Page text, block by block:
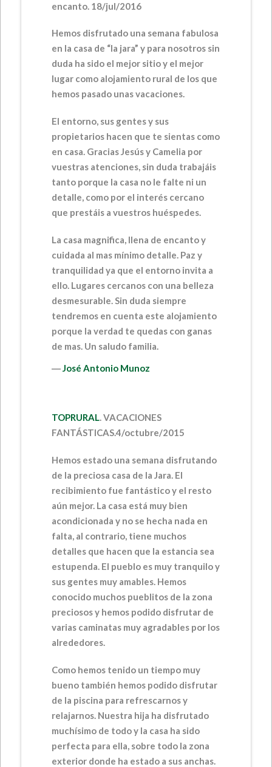
encanto. 18/jul/2016
Hemos disfrutado una semana fabulosa
en la casa de “la jara” y para nosotros sin
duda ha sido el mejor sitio y el mejor
lugar como alojamiento rural de los que
hemos pasado unas vacaciones.
El entorno, sus gentes y sus
propietarios hacen que te sientas como
en casa. Gracias Jesús y Camelia por
vuestras atenciones, sin duda trabajáis
tanto porque la casa no le falte ni un
detalle, como por el interés cercano
que prestáis a vuestros huéspedes.
La casa magnifica, llena de encanto y
cuidada al mas mínimo detalle. Paz y
tranquilidad ya que el entorno invita a
ello. Lugares cercanos con una belleza
desmesurable. Sin duda siempre
tendremos en cuenta este alojamiento
porque la verdad te quedas con ganas
de mas. Un saludo familia.
―José Antonio Munoz
TOPRURAL.VACACIONES
FANTÁSTICAS.4/octubre/2015
Hemos estado una semana disfrutando
de la preciosa casa de la Jara. El
recibimiento fue fantástico y el resto
aún mejor. La casa está muy bien
acondicionada y no se hecha nada en
falta, al contrario, tiene muchos
detalles que hacen que la estancia sea
estupenda. El pueblo es muy tranquilo y
sus gentes muy amables. Hemos
conocido muchos pueblitos de la zona
preciosos y hemos podido disfrutar de
varias caminatas muy agradables por los
alrededores.
Como hemos tenido un tiempo muy
bueno también hemos podido disfrutar
de la piscina para refrescarnos y
relajarnos. Nuestra hija ha disfrutado
muchísimo de todo y la casa ha sido
perfecta para ella, sobre todo la zona
exterior donde ha estado a sus anchas.